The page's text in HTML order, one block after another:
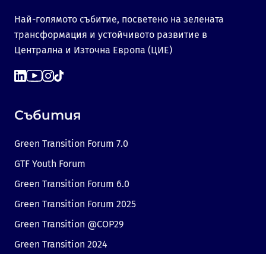
Най-голямото събитие, посветено на зелената
трансформация и устойчивото развитие в
Централна и Източна Европа (ЦИЕ)
Събития
Green Transition Forum 7.0
GTF Youth Forum
Green Transition Forum 6.0
Green Transition Forum 2025
Green Transition @COP29
Green Transition 2024